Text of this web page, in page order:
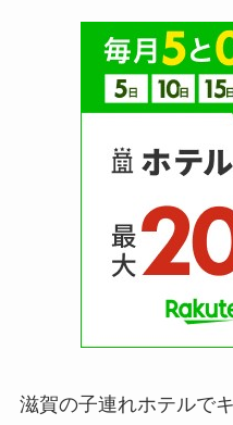
滋賀の子連れホテルで